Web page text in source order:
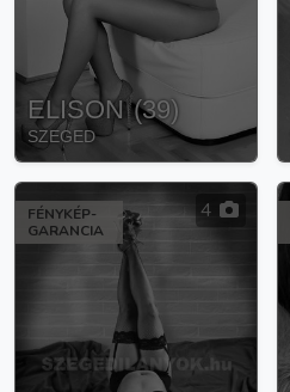
ELISON (39)
SZEGED
FÉNYKÉP-
GARANCIA
4